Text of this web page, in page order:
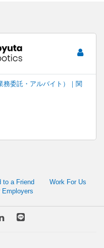
務委託・アルバイト）｜関
to a Friend
Work For Us
Employers